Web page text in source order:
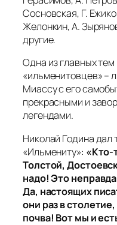
Сосновская, Г.
Желонкин, А.
другие.
Одна из главных тем
«ильменитовцев» –
Миассу с его
прекрасными и
легендами.
Николай Година дал
«Ильмениту»: «Кто-
Толстой,
надо! Это
Да, настоящих
они раз в
почва! Вот мы и